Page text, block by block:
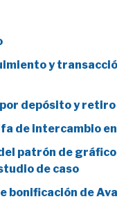
y
depósito y retiro
de intercambio
patrón de
de caso
bonificación de